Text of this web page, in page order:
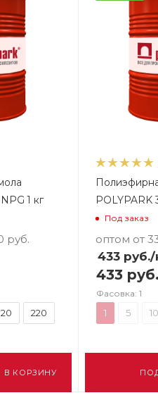
1 кг
руб.
20 220
В КОРЗИНУ
POLYPARK
Под заказ
оптом от
433руб./
433 руб.
Фасовка: 1
1 5 10